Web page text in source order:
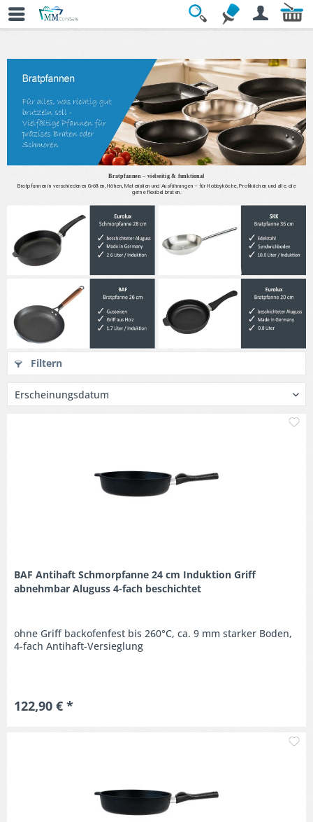
» Bratpfannen
Bratpfannen – vielseitig & funktional
Bratpfannen in verschiedenen Größen, Höhen, Materialien und Ausführungen – für Hobbyköche, Profiküchen und alle, die
gerne flexibel braten.
Filtern
BAF Antihaft Schmorpfanne 24 cm Induktion Griff
abnehmbar Aluguss 4-fach beschichtet
ohne Griff backofenfest bis 260°C, ca. 9 mm starker Boden,
4-fach Antihaft-Versieglung
122,90 € *